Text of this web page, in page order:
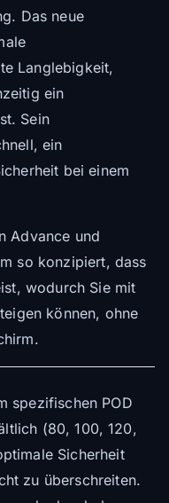
Das neue
Langlebigkeit,
ein
Sein
ein
bei einem
Advance und
so konzipiert, dass
wodurch Sie mit
können, ohne
spezifischen POD
(80, 100, 120,
Sicherheit
zu überschreiten.